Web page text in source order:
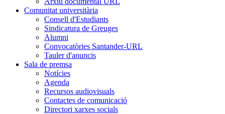
Comunitat universitària
Consell d'Estudiants
Sindicatura de Greuges
Alumni
Convocatòries Santander-URL
Tauler d'anuncis
Sala de premsa
Notícies
Agenda
Recursos audiovisuals
Contactes de comunicació
Directori xarxes socials